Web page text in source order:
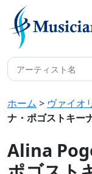
ホーム > ヴァイオ
ナ・ポゴストキー
Alina